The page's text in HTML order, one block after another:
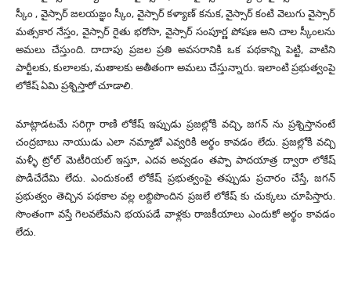
స్కీం , వైస్సార్ జలయజ్ఞం స్కీం, వైస్సార్ కళ్యాణ్ కనుక, వైస్సార్ కంటి వెలుగు వైస్సార్
మత్సకార నేస్తం, వైస్సార్ రైతు భరోసా, వైస్సార్ సంపూర్ణ పోషణ అని చాల స్కీంలను
అమలు చేస్తుంది. దాదాపు ప్రజల ప్రతి అవసరానికి ఒక పథకాన్ని పెట్టి, వాటిని
పార్టీలకు, కులాలకు, మతాలకు అతీతంగా అమలు చేస్తున్నారు. ఇలాంటి ప్రభుత్వంపై
లోకేష్ ఏమి ప్రశ్నిస్తారో చూడాలి.
మాట్లాడటమే సరిగ్గా రాణి లోకేష్ ఇప్పుడు ప్రజల్లోకి వచ్చి, జగన్ ను ప్రశ్నిస్తానంటే
చంద్రబాబు నాయుడు ఎలా నమ్మాడో ఎవ్వరికి అర్థం కావడం లేదు. ప్రజల్లోకి వచ్చి
మళ్ళీ ట్రోల్ మెటీరియల్ ఇస్తూ, ఎదవ అవ్వడం తప్పా పాదయాత్ర ద్వారా లోకేష్
పొడిచేదేమి లేదు. ఎందుకంటే లోకేష్ ప్రభుత్వంపై తప్పుడు ప్రచారం చేస్తే, జగన్
ప్రభుత్వం తెచ్చిన పథకాల వల్ల లబ్దిపొందిన ప్రజలే లోకేష్ కు చుక్కలు చూపిస్తారు.
సొంతంగా వస్తే గెలవలేమని భయపడే వాళ్లకు రాజకీయాలు ఎందుకో అర్థం కావడం
లేదు.